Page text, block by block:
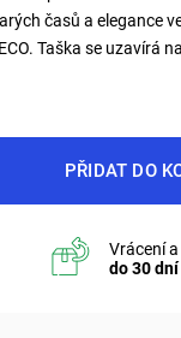
časů a elegance
Taška se uzavírá
PŘIDAT DO